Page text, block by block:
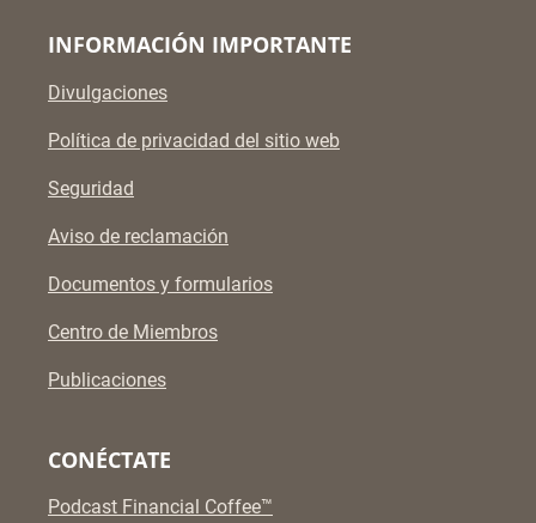
INFORMACIÓN IMPORTANTE
Divulgaciones
Política de privacidad del sitio web
Seguridad
Aviso de reclamación
Documentos y formularios
Centro de Miembros
Publicaciones
CONÉCTATE
Podcast Financial Coffee™